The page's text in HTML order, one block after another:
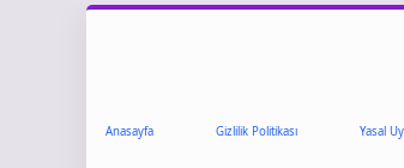
Anasayfa Gizlilik Politikası Yasal